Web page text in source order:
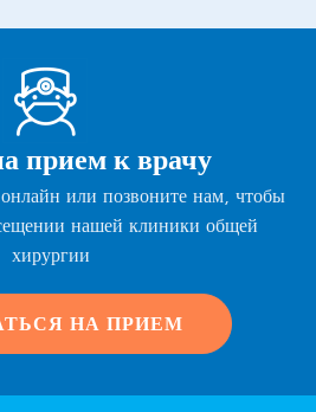
прием к врачу
или позвоните нам, чтобы
нашей клиники общей
хирургии
НА ПРИЕМ